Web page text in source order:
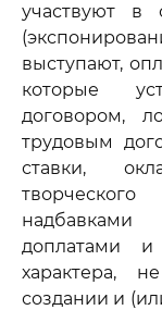
участвуют в
выступают,
которые
договором,
трудовым
ставки,
надбавками
доплатами и
характера,
создании и